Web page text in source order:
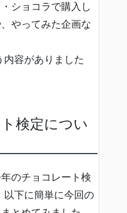
ショコラで購入し
やってみた企画な
内容がありました
検定につい
のチョコレート検
以下に簡単に今回の